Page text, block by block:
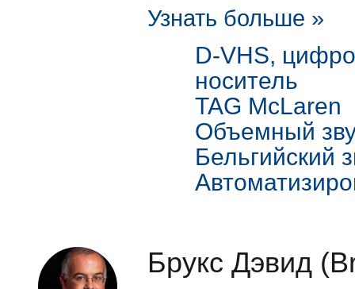
Узнать больше »
D-VHS,
носитель
TAG McLaren
Объемный
Бельгийский
Брукс Дэвид